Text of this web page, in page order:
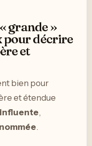
grande »
pour décrire
et
bien pour
et étendue
influente,
.